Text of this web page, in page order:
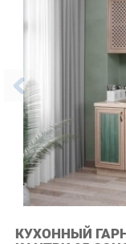
КУХОННЫЙ
КАНТРИ 05